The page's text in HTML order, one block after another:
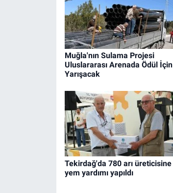
Muğla'nın Sulama Projesi
Uluslararası Arenada Ödül İçin
Yarışacak
Tekirdağ'da 780 arı üreticisine
yem yardımı yapıldı